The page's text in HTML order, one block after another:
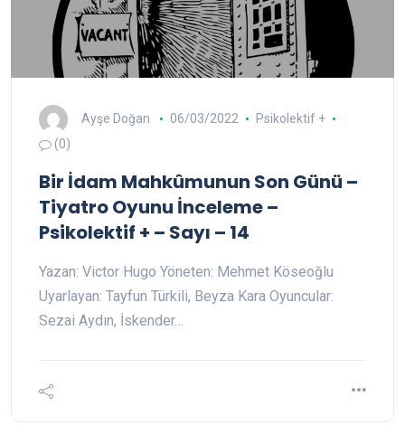
Ayşe Doğan 06/03/2022
Psikolektif +
(0)
Bir İdam Mahkûmunun Son Günü –
Tiyatro Oyunu İnceleme –
Psikolektif + – Sayı – 14
Yazan: Victor Hugo Yöneten: Mehmet Köseoğlu
Uyarlayan: Tayfun Türkili, Beyza Kara Oyuncular:
Sezai Aydın, İskender…